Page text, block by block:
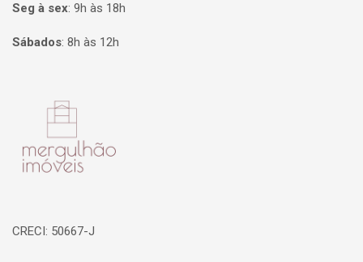
Seg à sex: 9h às 18h
Sábados: 8h às 12h
CRECI: 50667-J